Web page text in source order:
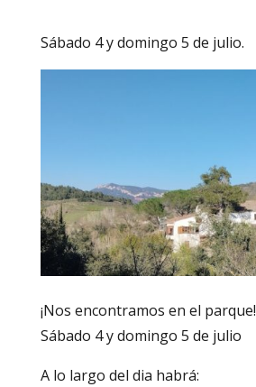
Sábado 4 y domingo 5 de julio.
¡Nos encontramos en el parque!
Sábado 4 y domingo 5 de julio
A lo largo del dia habrá: